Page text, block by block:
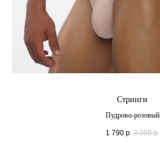
Стринги
Пудрово-розовый
1 790 р. 2 390 р.